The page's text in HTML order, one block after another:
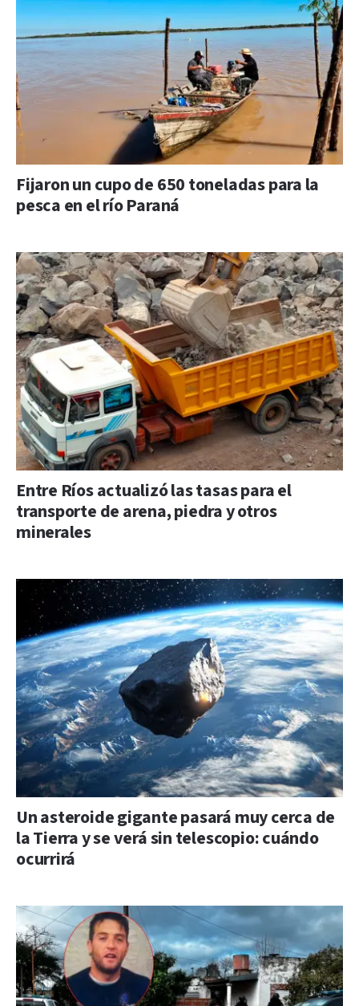
Fijaron un cupo de 650 toneladas para la
pesca en el río Paraná
Entre Ríos actualizó las tasas para el
transporte de arena, piedra y otros
minerales
Un asteroide gigante pasará muy cerca de
la Tierra y se verá sin telescopio: cuándo
ocurrirá